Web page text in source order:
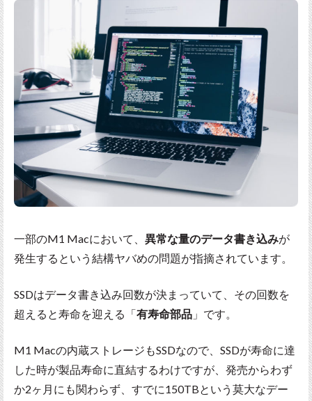
一部のM1 Macにおいて、 異常な量のデータ書き込みが
発生するという結構ヤバめの問題が指摘されています。
SSDはデータ書き込み回数が決まっていて、その回数を
超えると寿命を迎える「有寿命部品 」です。
M1 Macの内蔵ストレージもSSDなので、SSDが寿命に達
した時が製品寿命に直結するわけですが、発売からわず
か2ヶ月にも関わらず、すでに150TBという莫大なデー